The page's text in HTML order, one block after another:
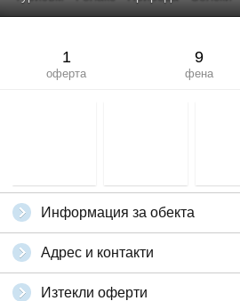
1
оферта
9
фена
Информация за обекта
Адрес и контакти
Изтекли оферти